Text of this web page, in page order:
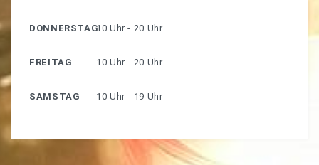
DONNERSTAG10 Uhr - 20 Uhr
FREITAG 10 Uhr - 20 Uhr
SAMSTAG 10 Uhr - 19 Uhr